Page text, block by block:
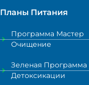
Планы Питания
Программа Мастер
Очищение
Зеленая Программа
Детоксикации